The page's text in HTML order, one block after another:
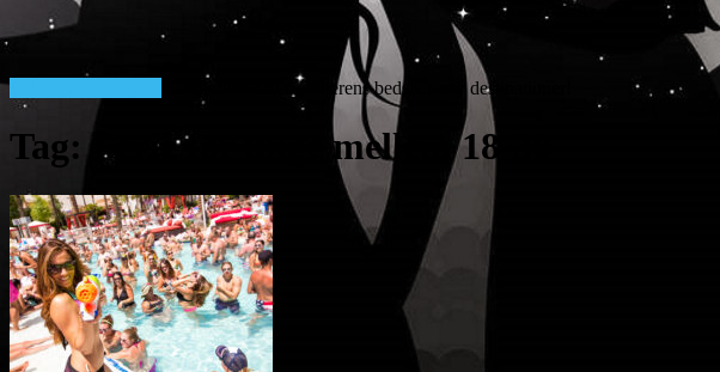
Kanon tilbud til sommerens bedste party destinationer!
Tag: Ferie for unge mellem 18-30